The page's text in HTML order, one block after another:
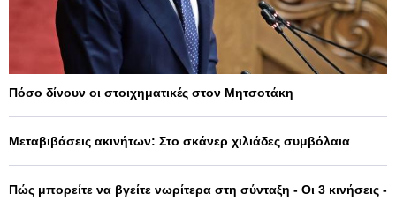
Πόσο δίνουν οι στοιχηματικές στον Μητσοτάκη
Μεταβιβάσεις ακινήτων: Στο σκάνερ χιλιάδες συμβόλαια
Πώς μπορείτε να βγείτε νωρίτερα στη σύνταξη - Οι 3 κινήσεις -